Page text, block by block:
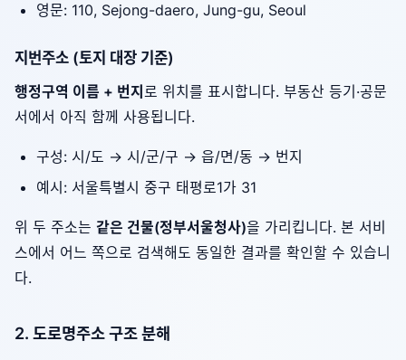
영문: 110, Sejong-daero, Jung-gu, Seoul
지번주소 (토지 대장 기준)
행정구역 이름 + 번지 로 위치를 표시합니다. 부동산 등기·공문
서에서 아직 함께 사용됩니다.
구성: 시/도 → 시/군/구 → 읍/면/동 → 번지
예시: 서울특별시 중구 태평로1가 31
위 두 주소는 같은 건물(정부서울청사)을 가리킵니다. 본 서비
스에서 어느 쪽으로 검색해도 동일한 결과를 확인할 수 있습니
다.
2. 도로명주소 구조 분해